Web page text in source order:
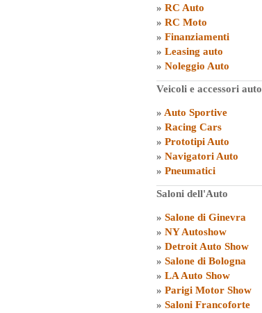
» RC Auto
» RC Moto
» Finanziamenti
» Leasing auto
» Noleggio Auto
Veicoli e accessori auto
» Auto Sportive
» Racing Cars
» Prototipi Auto
» Navigatori Auto
» Pneumatici
Saloni dell'Auto
» Salone di Ginevra
» NY Autoshow
» Detroit Auto Show
» Salone di Bologna
» LA Auto Show
» Parigi Motor Show
» Saloni Francoforte